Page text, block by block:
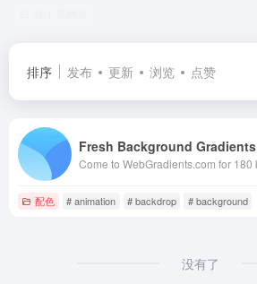
排序 发布 更新 浏览 点赞
Fresh Background Gradients
配色 # animation # backdrop # background
没有了